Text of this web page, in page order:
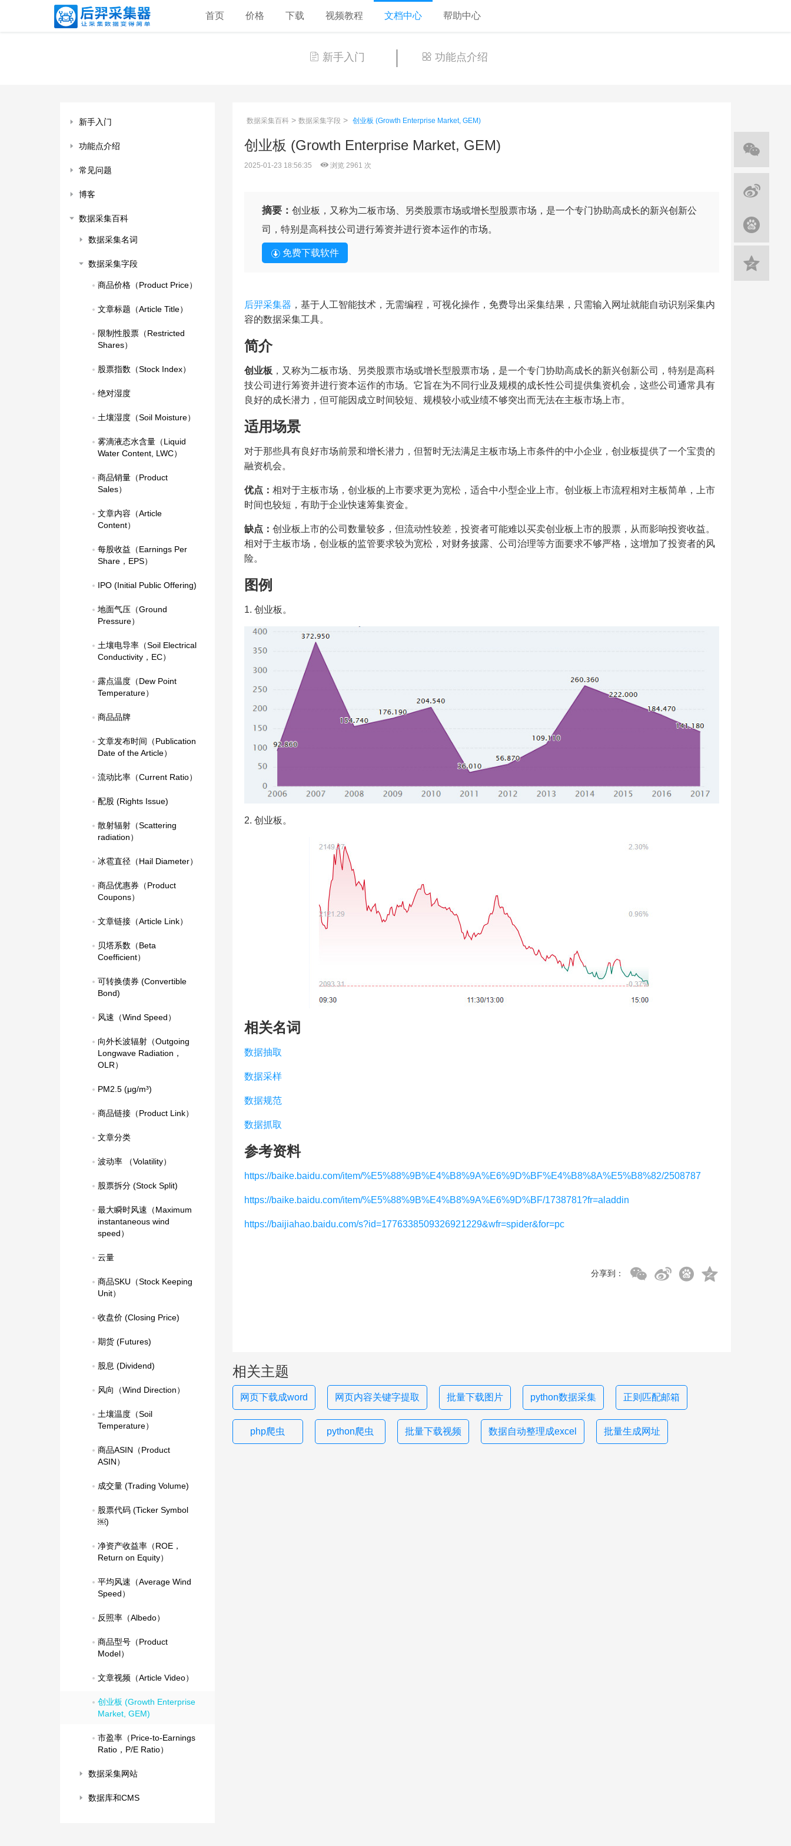
首页 价格 下载 视频教程 文档中心 帮助中心
新手入门 功能点介绍
新手入门
功能点介绍
常见问题
博客
数据采集百科
数据采集名词
数据采集字段
商品价格（Product Price）
文章标题（Article Title）
限制性股票（Restricted
Shares）
股票指数（Stock Index）
绝对湿度
土壤湿度（Soil Moisture）
雾滴液态水含量（Liquid
Water Content, LWC）
商品销量（Product
Sales）
文章内容（Article
Content）
每股收益（Earnings Per
Share，EPS）
IPO (Initial Public Offering)
地面气压（Ground
Pressure）
土壤电导率（Soil Electrical
Conductivity，EC）
露点温度（Dew Point
Temperature）
商品品牌
文章发布时间（Publication
Date of the Article）
流动比率（Current Ratio）
配股 (Rights Issue)
散射辐射（Scattering
radiation）
冰雹直径（Hail Diameter）
商品优惠券（Product
Coupons）
文章链接（Article Link）
贝塔系数（Beta
Coefficient）
可转换债券 (Convertible
Bond)
风速（Wind Speed）
向外长波辐射（Outgoing
Longwave Radiation，
OLR）
PM2.5 (μg/m³)
商品链接（Product Link）
文章分类
波动率 （Volatility）
股票拆分 (Stock Split)
最大瞬时风速（Maximum
instantaneous wind
speed）
云量
商品SKU（Stock Keeping
Unit）
收盘价 (Closing Price)
期货 (Futures)
股息 (Dividend)
风向（Wind Direction）
土壤温度（Soil
Temperature）
商品ASIN（Product
ASIN）
成交量 (Trading Volume)
股票代码 (Ticker Symbol
￼)
净资产收益率（ROE，
Return on Equity）
平均风速（Average Wind
Speed）
反照率（Albedo）
商品型号（Product
Model）
文章视频（Article Video）
创业板 (Growth Enterprise
Market, GEM)
市盈率（Price-to-Earnings
Ratio，P/E Ratio）
数据采集网站
数据库和CMS
数据采集百科 > 数据采集字段 > 创业板 (Growth Enterprise Market, GEM)
创业板 (Growth Enterprise Market, GEM)
2025-01-23 18:56:35 浏览 2961 次
摘要： 创业板，又称为二板市场、另类股票市场或增长型股票市场，是一个专门协助高成长的新兴创新公
司，特别是高科技公司进行筹资并进行资本运作的市场。
免费下载软件
后羿采集器 ，基于人工智能技术，无需编程，可视化操作，免费导出采集结果，只需输入网址就能自动识别采集内
容的数据采集工具。
简介
创业板 ，又称为二板市场、另类股票市场或增长型股票市场，是一个专门协助高成长的新兴创新公司，特别是高科
技公司进行筹资并进行资本运作的市场。它旨在为不同行业及规模的成长性公司提供集资机会，这些公司通常具有
良好的成长潜力，但可能因成立时间较短、规模较小或业绩不够突出而无法在主板市场上市。
适用场景
对于那些具有良好市场前景和增长潜力，但暂时无法满足主板市场上市条件的中小企业，创业板提供了一个宝贵的
融资机会。
优点： 相对于主板市场，创业板的上市要求更为宽松，适合中小型企业上市。创业板上市流程相对主板简单，上市
时间也较短，有助于企业快速筹集资金。
缺点： 创业板上市的公司数量较多，但流动性较差，投资者可能难以买卖创业板上市的股票，从而影响投资收益。
相对于主板市场，创业板的监管要求较为宽松，对财务披露、公司治理等方面要求不够严格，这增加了投资者的风
险。
图例
1. 创业板。
2. 创业板。
相关名词
数据抽取
数据采样
数据规范
数据抓取
参考资料
https://baike.baidu.com/item/%E5%88%9B%E4%B8%9A%E6%9D%BF%E4%B8%8A%E5%B8%82/2508787
https://baike.baidu.com/item/%E5%88%9B%E4%B8%9A%E6%9D%BF/1738781?fr=aladdin
https://baijiahao.baidu.com/s?id=1776338509326921229&wfr=spider&for=pc
分享到：
相关主题
网页下载成word 网页内容关键字提取 批量下载图片 python数据采集 正则匹配邮箱
php爬虫 python爬虫 批量下载视频 数据自动整理成excel 批量生成网址